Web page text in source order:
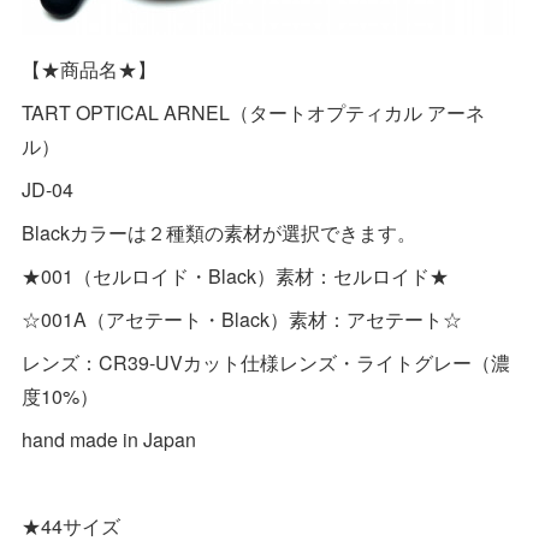
【★商品名★】
TART OPTICAL ARNEL（タートオプティカル アーネ
ル）
JD-04
Blackカラーは２種類の素材が選択できます。
★001（セルロイド・Black）素材：セルロイド★
☆001A（アセテート・Black）素材：アセテート☆
レンズ：CR39-UVカット仕様レンズ・ライトグレー（濃
度10%）
hand made in Japan
★44サイズ